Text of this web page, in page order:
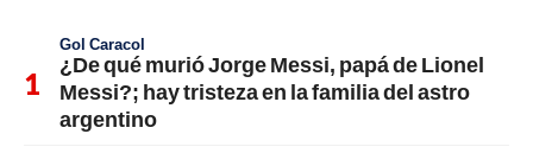
Gol Caracol
¿De qué murió Jorge Messi, papá de Lionel
Messi?; hay tristeza en la familia del astro
argentino